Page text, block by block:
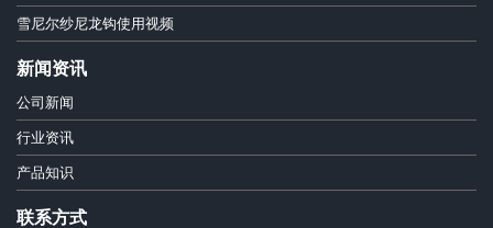
雪尼尔纱尼龙钩使用视频
新闻资讯
公司新闻
行业资讯
产品知识
联系方式